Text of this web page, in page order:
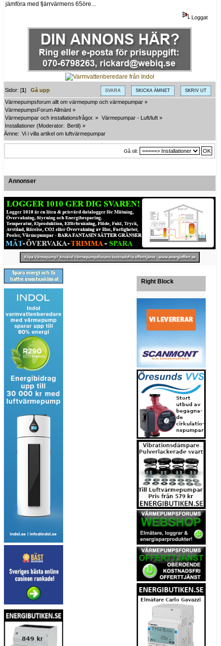
jämföra med fjärrvärmens 65öre...
Loggat
SVARA SKICKA ÄMNET SKRIV UT
Sidor: [1]Gå upp
Värmepumpsforum allt om värmepump och värmepumpar »
VärmepumpsForum Allmänt »
Värmepumpar och installationsfrågor. » Värmepumpar - Luft/luft »
Installationer (Moderator: Bertil) »
Ämne: Vi i villa artikel om luftvärmepumpar
Gå till:
Annonser
Right Block